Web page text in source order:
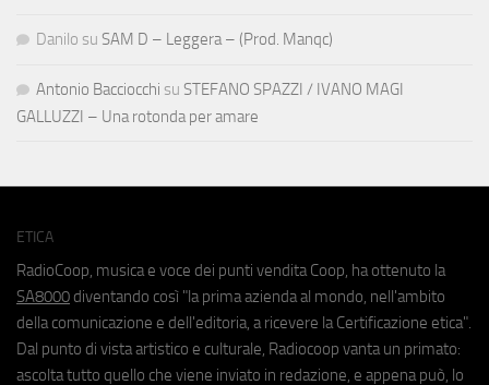
Danilo su SAM D – Leggera – (Prod. Manqc)
Antonio Bacciocchi su STEFANO SPAZZI / IVANO MAGI
GALLUZZI – Una rotonda per amare
ETICA
RadioCoop, musica e voce dei punti vendita Coop, ha ottenuto la
SA8000 diventando così "la prima azienda al mondo, nell'ambito
della comunicazione e dell'editoria, a ricevere la Certificazione etica".
Dal punto di vista artistico e culturale, Radiocoop vanta un primato:
ascolta tutto quello che viene inviato in redazione, e appena può, lo